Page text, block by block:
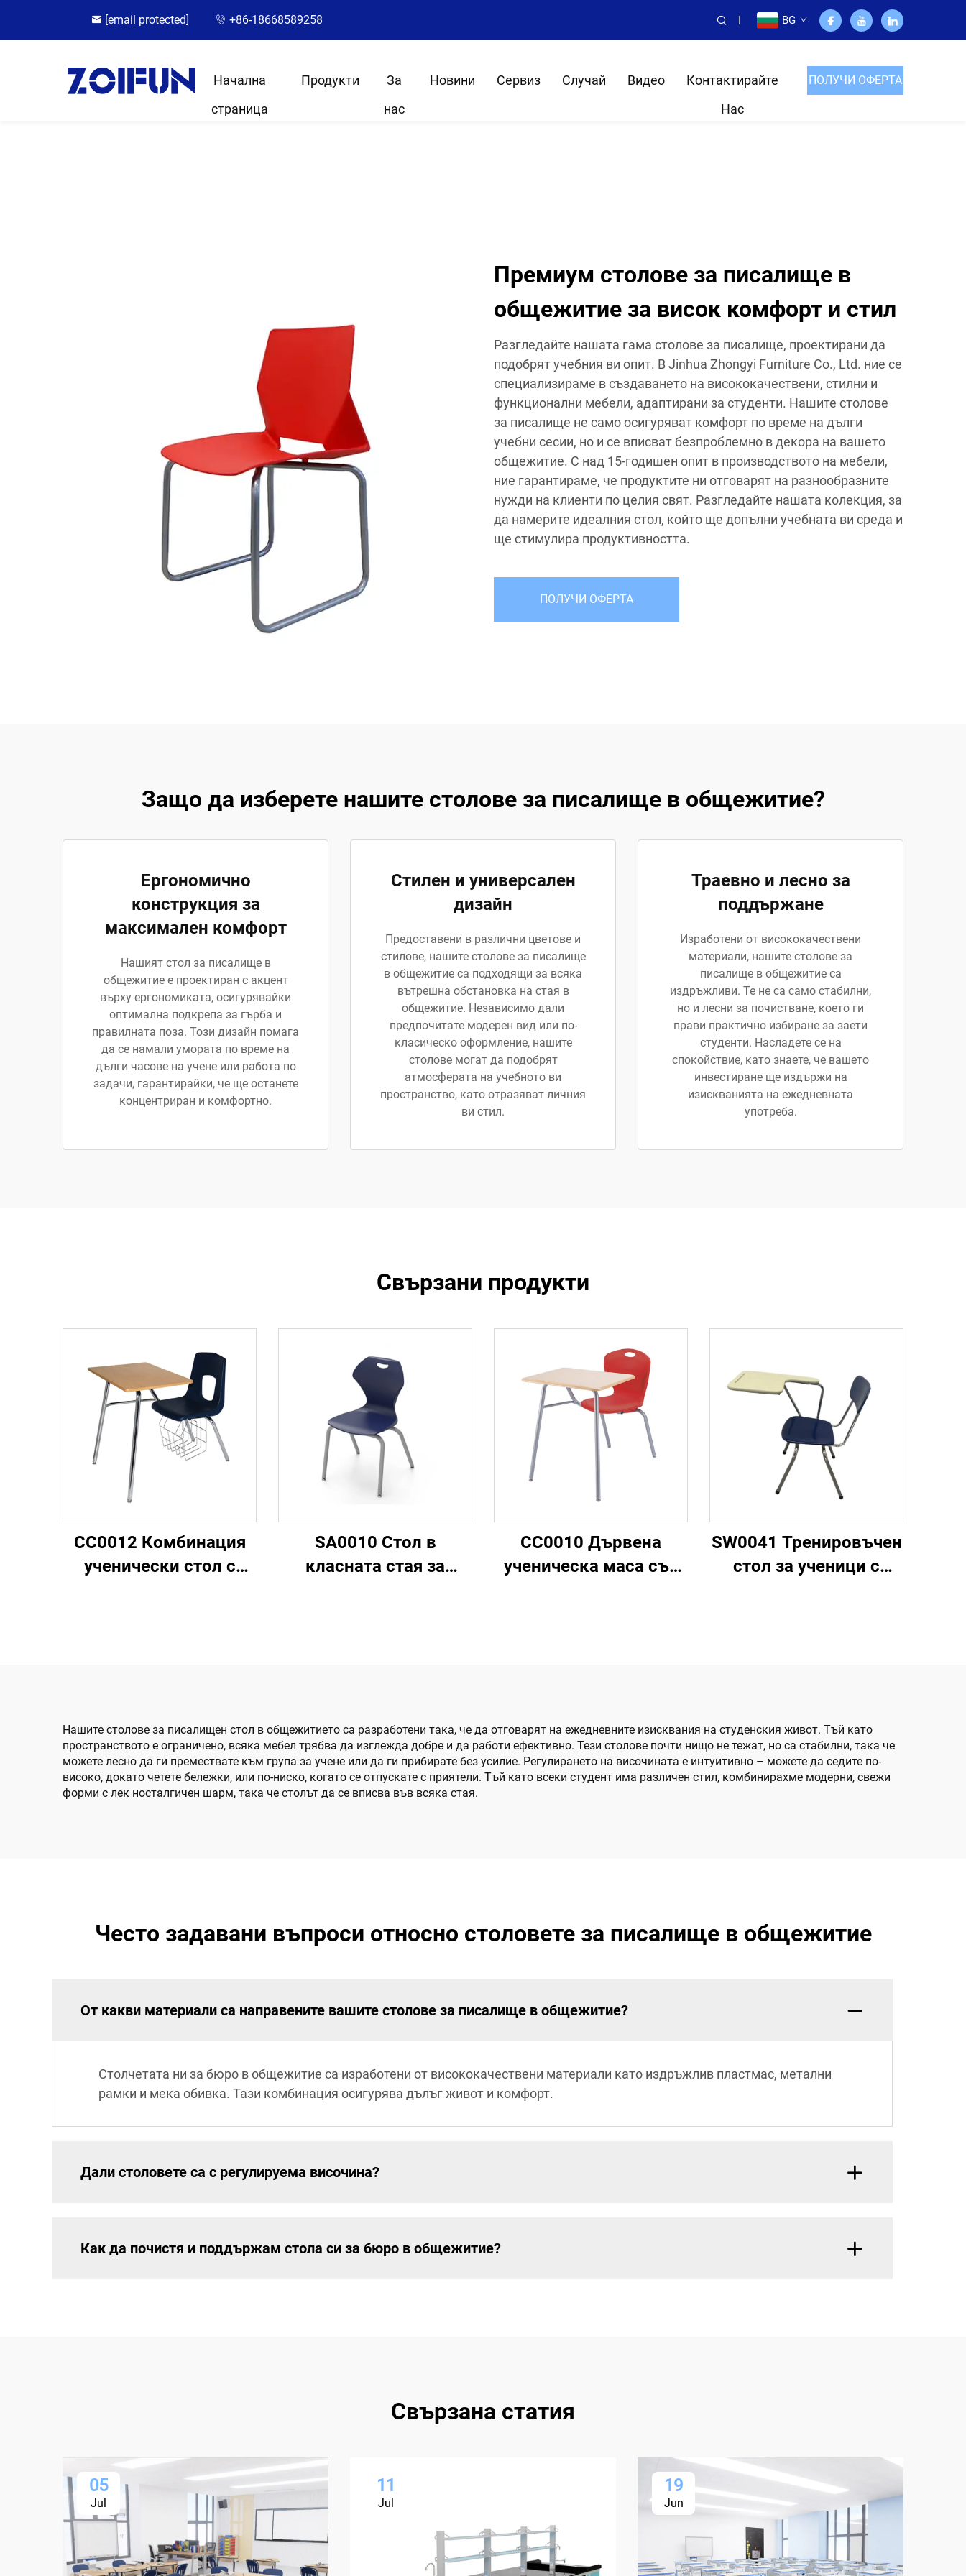
[email protected] +86-18668589258 BG
Начална
страница
Продукти
За
нас
Новини Сервиз Случай Видео
Контактирайте
Нас
ПОЛУЧИ ОФЕРТА
Премиум столове за писалище в
общежитие за висок комфорт и стил
Разгледайте нашата гама столове за писалище, проектирани да
подобрят учебния ви опит. В Jinhua Zhongyi Furniture Co., Ltd. ние се
специализираме в създаването на висококачествени, стилни и
функционални мебели, адаптирани за студенти. Нашите столове
за писалище не само осигуряват комфорт по време на дълги
учебни сесии, но и се вписват безпроблемно в декора на вашето
общежитие. С над 15-годишен опит в производството на мебели,
ние гарантираме, че продуктите ни отговарят на разнообразните
нужди на клиенти по целия свят. Разгледайте нашата колекция, за
да намерите идеалния стол, който ще допълни учебната ви среда и
ще стимулира продуктивността.
ПОЛУЧИ ОФЕРТА
Защо да изберете нашите столове за писалище в общежитие?
Ергономично
конструкция за
максимален комфорт
Нашият стол за писалище в
общежитие е проектиран с акцент
върху ергономиката, осигурявайки
оптимална подкрепа за гърба и
правилната поза. Този дизайн помага
да се намали умората по време на
дълги часове на учене или работа по
задачи, гарантирайки, че ще останете
концентриран и комфортно.
Стилен и универсален
дизайн
Предоставени в различни цветове и
стилове, нашите столове за писалище
в общежитие са подходящи за всяка
вътрешна обстановка на стая в
общежитие. Независимо дали
предпочитате модерен вид или по-
класическо оформление, нашите
столове могат да подобрят
атмосферата на учебното ви
пространство, като отразяват личния
ви стил.
Траевно и лесно за
поддържане
Изработени от висококачествени
материали, нашите столове за
писалище в общежитие са
издръжливи. Те не са само стабилни,
но и лесни за почистване, което ги
прави практично избиране за заети
студенти. Насладете се на
спокойствие, като знаете, че вашето
инвестиране ще издържи на
изискванията на ежедневната
употреба.
Свързани продукти
CC0012 Комбинация
ученически стол с
SA0010 Стол в
класната стая за
CC0010 Дървена
ученическа маса със
SW0041 Тренировъчен
стол за ученици с
Нашите столове за писалищен стол в общежитието са разработени така, че да отговарят на ежедневните изисквания на студенския живот. Тъй като
пространството е ограничено, всяка мебел трябва да изглежда добре и да работи ефективно. Тези столове почти нищо не тежат, но са стабилни, така че
можете лесно да ги премествате към група за учене или да ги прибирате без усилие. Регулирането на височината е интуитивно – можете да седите по-
високо, докато четете бележки, или по-ниско, когато се отпускате с приятели. Тъй като всеки студент има различен стил, комбинирахме модерни, свежи
форми с лек носталгичен шарм, така че столът да се вписва във всяка стая.
Често задавани въпроси относно столовете за писалище в общежитие
От какви материали са направените вашите столове за писалище в общежитие?
Столчетата ни за бюро в общежитие са изработени от висококачествени материали като издръжлив пластмас, метални
рамки и мека обивка. Тази комбинация осигурява дълъг живот и комфорт.
Дали столовете са с регулируема височина?
Как да почистя и поддържам стола си за бюро в общежитие?
Свързана статия
05
Jul
11
Jul
19
Jun